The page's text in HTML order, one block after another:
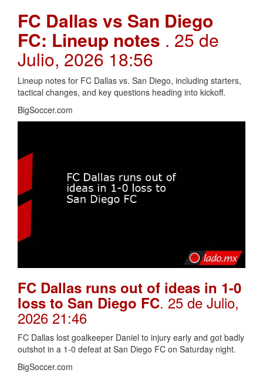
FC Dallas vs San Diego
FC: Lineup notes . 25 de
Julio, 2026 18:56
Lineup notes for FC Dallas vs. San Diego, including starters,
tactical changes, and key questions heading into kickoff.
BigSoccer.com
FC Dallas runs out of ideas in 1-0
loss to San Diego FC. 25 de Julio,
2026 21:46
FC Dallas lost goalkeeper Daniel to injury early and got badly
outshot in a 1-0 defeat at San Diego FC on Saturday night.
BigSoccer.com